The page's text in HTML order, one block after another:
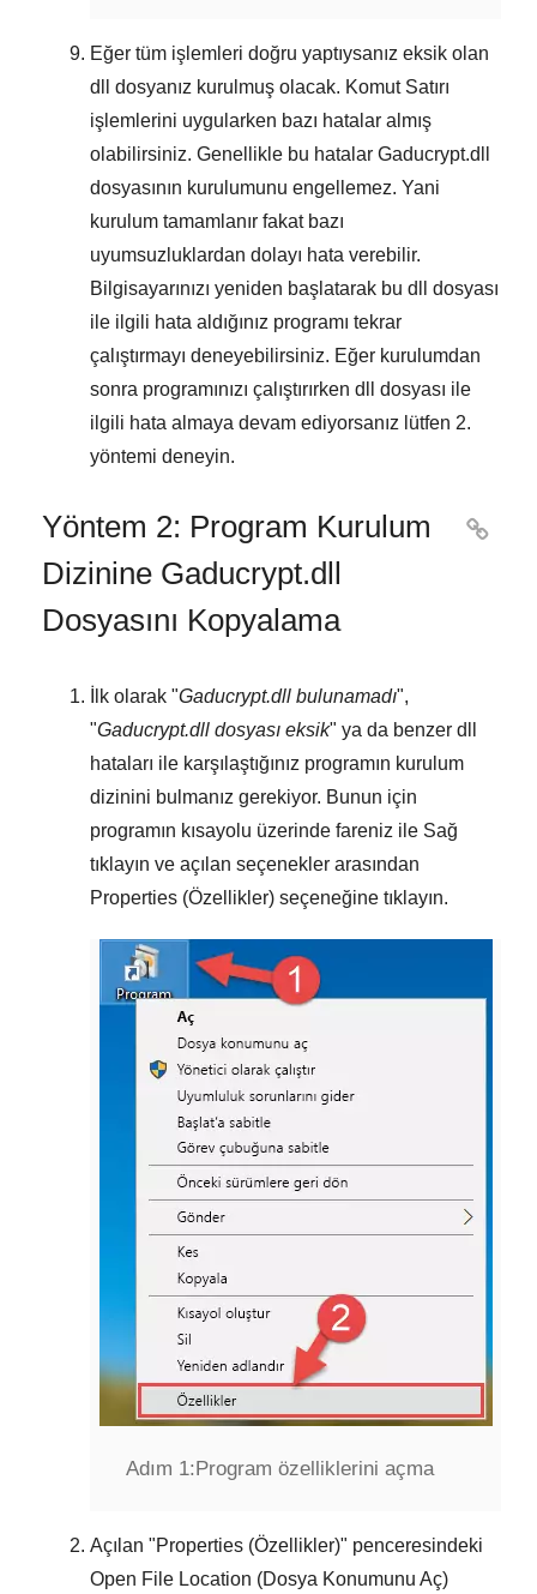
Eğer tüm işlemleri doğru yaptıysanız eksik olan
dll dosyanız kurulmuş olacak. Komut Satırı
işlemlerini uygularken bazı hatalar almış
olabilirsiniz. Genellikle bu hatalar Gaducrypt.dll
dosyasının kurulumunu engellemez. Yani
kurulum tamamlanır fakat bazı
uyumsuzluklardan dolayı hata verebilir.
Bilgisayarınızı yeniden başlatarak bu dll dosyası
ile ilgili hata aldığınız programı tekrar
çalıştırmayı deneyebilirsiniz. Eğer kurulumdan
sonra programınızı çalıştırırken dll dosyası ile
ilgili hata almaya devam ediyorsanız lütfen 2.
yöntemi deneyin.
Yöntem 2: Program Kurulum
Dizinine Gaducrypt.dll
Dosyasını Kopyalama

İlk olarak "Gaducrypt.dll bulunamadı",
"Gaducrypt.dll dosyası eksik" ya da benzer dll
hataları ile karşılaştığınız programın kurulum
dizinini bulmanız gerekiyor. Bunun için
programın kısayolu üzerinde fareniz ile Sağ
tıklayın ve açılan seçenekler arasından
Properties (Özellikler) seçeneğine tıklayın.
Adım 1:Program özelliklerini açma
Açılan "Properties (Özellikler)" penceresindeki
Open File Location (Dosya Konumunu Aç)